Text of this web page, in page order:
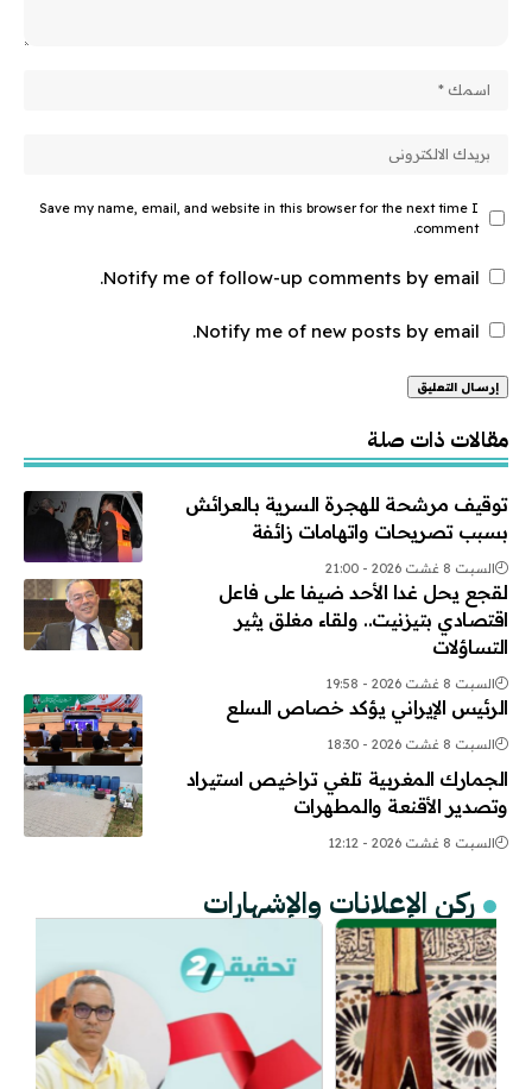
Save my name, email, and website in this browser for the next time I
comment.
Notify me of follow-up comments by email.
Notify me of new posts by email.
مقالات ذات صلة
توقيف مرشحة للهجرة السرية بالعرائش
بسبب تصريحات واتهامات زائفة
السبت 8 غشت 2026 - 21:00
لقجع يحل غدا الأحد ضيفا على فاعل
اقتصادي بتيزنيت.. ولقاء مغلق يثير
التساؤلات
السبت 8 غشت 2026 - 19:58
الرئيس الإيراني يؤكد خصاص السلع
السبت 8 غشت 2026 - 18:30
الجمارك المغربية تلغي تراخيص استيراد
وتصدير الأقنعة والمطهرات
السبت 8 غشت 2026 - 12:12
ركن الإعلانات والإشهارات